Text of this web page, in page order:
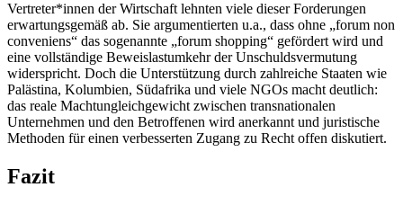
Vertreter*innen der Wirtschaft lehnten viele dieser Forderungen
erwartungsgemäß ab. Sie argumentierten u.a., dass ohne „forum non
conveniens“ das sogenannte „forum shopping“ gefördert wird und
eine vollständige Beweislastumkehr der Unschuldsvermutung
widerspricht. Doch die Unterstützung durch zahlreiche Staaten wie
Palästina, Kolumbien, Südafrika und viele NGOs macht deutlich:
das reale Machtungleichgewicht zwischen transnationalen
Unternehmen und den Betroffenen wird anerkannt und juristische
Methoden für einen verbesserten Zugang zu Recht offen diskutiert.
Fazit